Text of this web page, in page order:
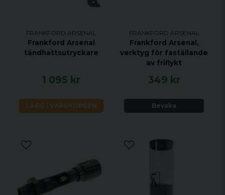
FRANKFORD ARSENAL
Frankford Arsenal
tändhattsutryckare
1 095 kr
LÄGG I VARUKORGEN
FRANKFORD ARSENAL
Frankford Arsenal,
verktyg för faställande
av friflykt
349 kr
Bevaka